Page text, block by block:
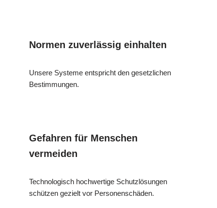
Normen zuverlässig einhalten
Unsere Systeme entspricht den gesetzlichen
Bestimmungen.
Gefahren für Menschen
vermeiden
Technologisch hochwertige Schutzlösungen
schützen gezielt vor Personenschäden.